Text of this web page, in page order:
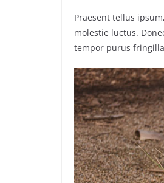
Praesent tellus
molestie luctus.
tempor purus